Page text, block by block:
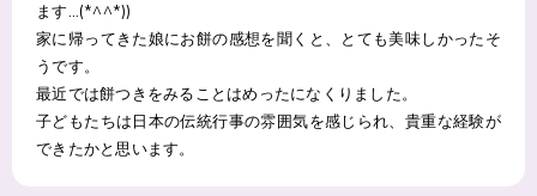
ます…(*^^*))
家に帰ってきた娘にお餅の感想を聞くと、とても美味しかったそ
うです。
最近では餅つきをみることはめったになくりました。
子どもたちは日本の伝統行事の雰囲気を感じられ、貴重な経験が
できたかと思います。